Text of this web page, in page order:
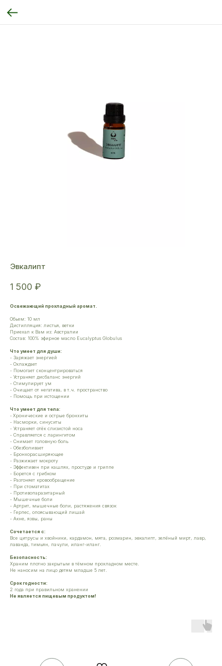
Эвкалипт
1 500 ₽
Освежающий прохладный аромат.
Обьем: 10 мл
Дистилляция: листья, ветки
Приехал к Вам из: Австралии
Состав: 100% эфирное масло Eucalyptus Globulus
Что умеет для души:
- Заряжает энергией
- Охлаждает
- Помогает сконцентрироваться
- Устраняет дисбаланс энергий
- Стимулирует ум
- Очищает от негатива, в т.ч. пространство
- Помощь при истощении
Что умеет для тела:
-Хронические и острые бронхиты
- Насморки, синуситы
- Устраняет отёк слизистой носа
- Справляется с ларингитом
- Снимает головную боль
- Обезболивает
- Бронхорасширяющее
- Разжижает мокроту
- Эффективен при кашлях, простуде и гриппе
- Борется с грибком
- Разгоняет кровообращение
- При стоматитах
- Противопаразитарный
- Мышечные боли
- Артрит, мышечные боли, растяжения связок
- Герпес, опоясывающий лишай
- Акне, язвы, раны
Сочетается с:
Все цитрусы и хвойники, кардамон, мята, розмарин, эвкалипт, зелёный мирт, лавр,
лаванда, тимьян, пачули, иланг-иланг.
Безопасность:
Храним плотно закрытым в тёмном прохладном месте.
Не наносим на лицо детям младше 5 лет.
Срок годности:
2 года при правильном хранении
Не является пищевым продуктом!